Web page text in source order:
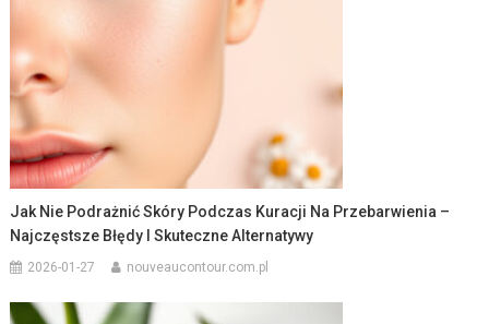
Jak Nie Podrażnić Skóry Podczas Kuracji Na Przebarwienia –
Najczęstsze Błędy I Skuteczne Alternatywy
2026-01-27 nouveaucontour.com.pl